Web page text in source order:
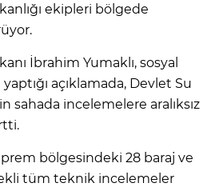
ekipleri bölgede
İbrahim Yumaklı, sosyal
açıklamada, Devlet Su
sahada incelemelere aralıksız
bölgesindeki 28 baraj ve
tüm teknik incelemeler